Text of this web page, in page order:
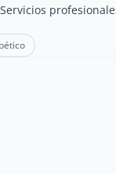
Servicios